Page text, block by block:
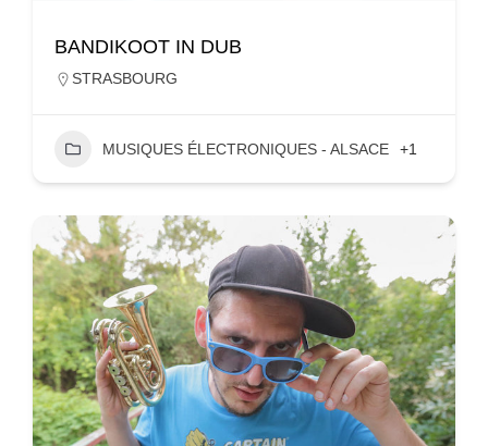
BANDIKOOT IN DUB
STRASBOURG
MUSIQUES ÉLECTRONIQUES - ALSACE +1